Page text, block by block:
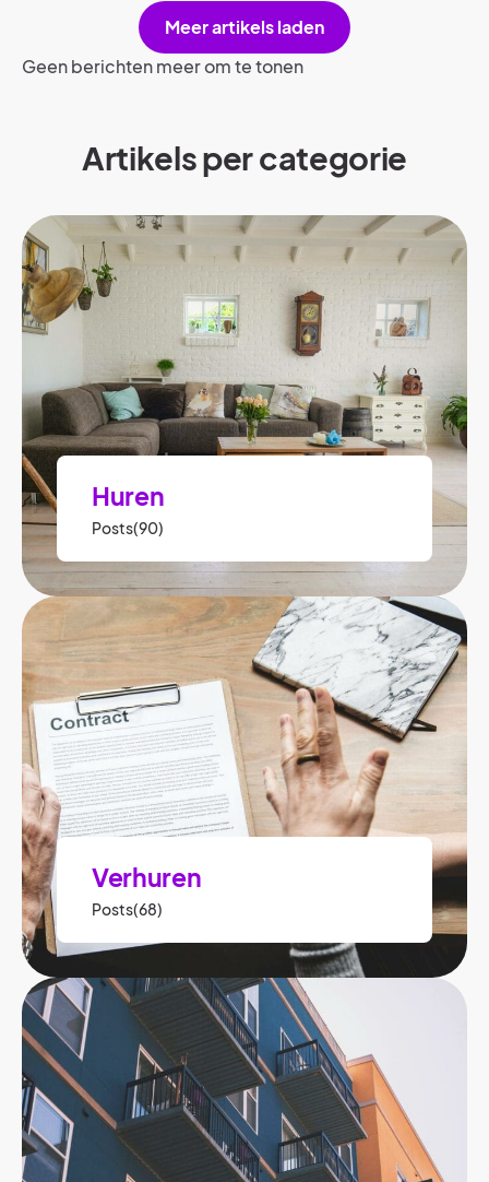
Meer artikels laden
Geen berichten meer om te tonen
Artikels per categorie​
Huren
Posts(90)
Verhuren
Posts(68)